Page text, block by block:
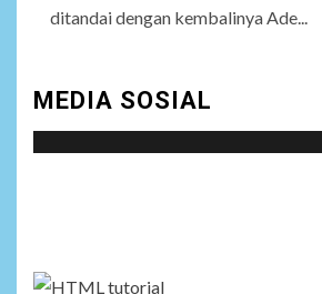
ditandai dengan kembalinya Ade...
MEDIA SOSIAL